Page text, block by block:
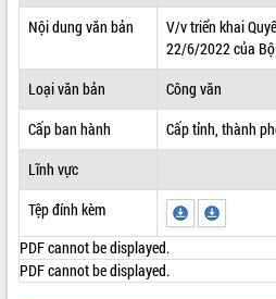
ĐIỂM TIN VĂN BẢN
Nội dung văn bản
V/v triển khai
22/6/2022 của
Loại văn bản
Công văn
Cấp ban hành
Cấp tỉnh, thành
Lĩnh vực
Tệp đính kèm
PDF cannot be displayed.
PDF cannot be displayed.